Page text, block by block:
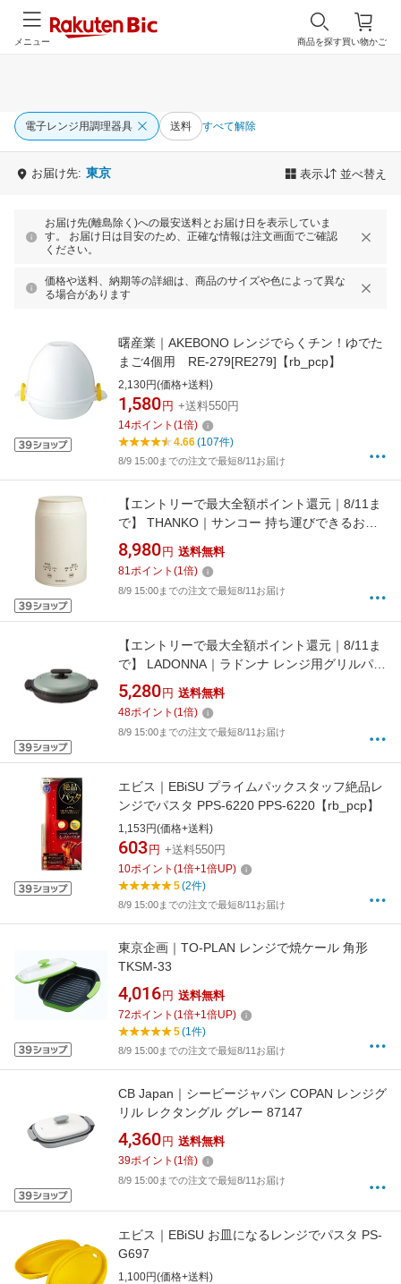
買い物かご
商品を探す
メニュー
電子レンジ用調理器具 送料 すべて解除
お届け先: 東京 表示 並べ替え
お届け先(離島除く)への最安送料とお届け日を表示していま
す。 お届け日は目安のため、正確な情報は注文画面でご確認
ください。
価格や送料、納期等の詳細は、商品のサイズや色によって異な
る場合があります
曙産業｜AKEBONO レンジでらくチン！ゆでた
まご4個用 RE-279[RE279]【rb_pcp】
2,130円(価格+送料)
1,580 円 +送料550円
14ポイント (1倍)
4.66(107件)
8/9 15:00までの注文で最短8/11お届け
【エントリーで最大全額ポイント還元｜8/11ま
で】 THANKO｜サンコー 持ち運びできるおか
ゆクッカー「KayuPot」 RJAR25SWH
8,980 円 送料無料
81ポイント (1倍)
8/9 15:00までの注文で最短8/11お届け
【エントリーで最大全額ポイント還元｜8/11ま
で】 LADONNA｜ラドンナ レンジ用グリルパン
Toffy PALE AQUA K-MW3-PA
5,280 円 送料無料
48ポイント (1倍)
8/9 15:00までの注文で最短8/11お届け
エビス｜EBiSU プライムパックスタッフ絶品レ
ンジでパスタ PPS-6220 PPS-6220【rb_pcp】
1,153円(価格+送料)
603 円 +送料550円
10ポイント (1倍+1倍UP)
5(2件)
8/9 15:00までの注文で最短8/11お届け
東京企画｜TO-PLAN レンジで焼ケール 角形
TKSM-33
4,016 円 送料無料
72ポイント (1倍+1倍UP)
5(1件)
8/9 15:00までの注文で最短8/11お届け
CB Japan｜シービージャパン COPAN レンジグ
リル レクタングル グレー 87147
4,360 円 送料無料
39ポイント (1倍)
8/9 15:00までの注文で最短8/11お届け
エビス｜EBiSU お皿になるレンジでパスタ PS-
G697
1,100円(価格+送料)